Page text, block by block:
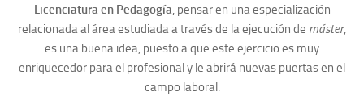
Licenciatura en Pedagogía, pensar en una especialización
relacionada al área estudiada a través de la ejecución de máster,
es una buena idea, puesto a que este ejercicio es muy
enriquecedor para el profesional y le abrirá nuevas puertas en el
campo laboral.